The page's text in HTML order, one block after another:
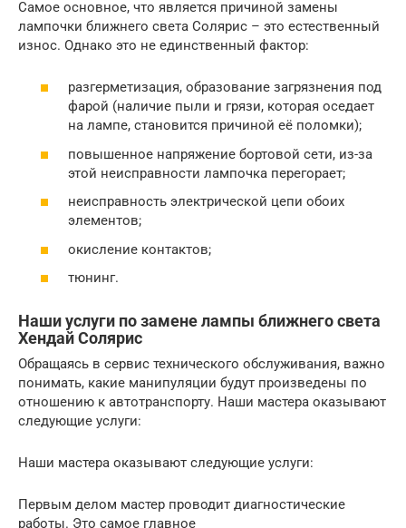
Самое основное, что является причиной замены
лампочки ближнего света Солярис – это естественный
износ. Однако это не единственный фактор:
разгерметизация, образование загрязнения под
фарой (наличие пыли и грязи, которая оседает
на лампе, становится причиной её поломки);
повышенное напряжение бортовой сети, из-за
этой неисправности лампочка перегорает;
неисправность электрической цепи обоих
элементов;
окисление контактов;
тюнинг.
Наши услуги по замене лампы ближнего света
Хендай Солярис
Обращаясь в сервис технического обслуживания, важно
понимать, какие манипуляции будут произведены по
отношению к автотранспорту. Наши мастера оказывают
следующие услуги:
Наши мастера оказывают следующие услуги:
Первым делом мастер проводит диагностические
работы. Это самое главное